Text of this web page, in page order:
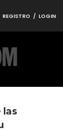
REGISTRO / LOGIN
las